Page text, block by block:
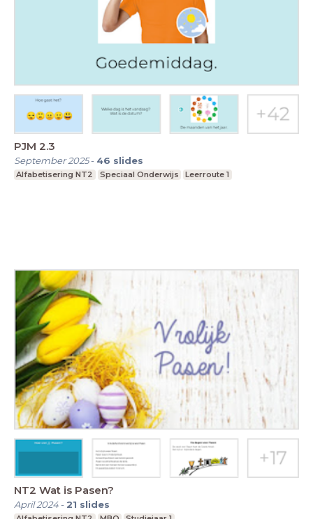
PJM 2.3
September 2025- 46 slides
Alfabetisering NT2 Speciaal Onderwijs Leerroute 1
NT2 Wat is Pasen?
April 2024- 21 slides